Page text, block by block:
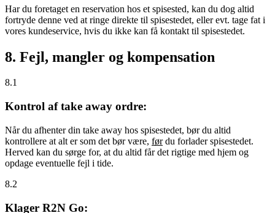
Har du foretaget en reservation hos et spisested, kan du dog altid
fortryde denne ved at ringe direkte til spisestedet, eller evt. tage fat i
vores kundeservice, hvis du ikke kan få kontakt til spisestedet.
8. Fejl, mangler og kompensation
8.1
Kontrol af take away ordre:
Når du afhenter din take away hos spisestedet, bør du altid
kontrollere at alt er som det bør være, førdu forlader spisestedet.
Herved kan du sørge for, at du altid får det rigtige med hjem og
opdage eventuelle fejl i tide.
8.2
Klager R2N Go: